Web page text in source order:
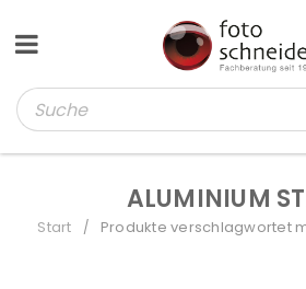
ALUMINIUM
Start / Produkte verschlagwortet